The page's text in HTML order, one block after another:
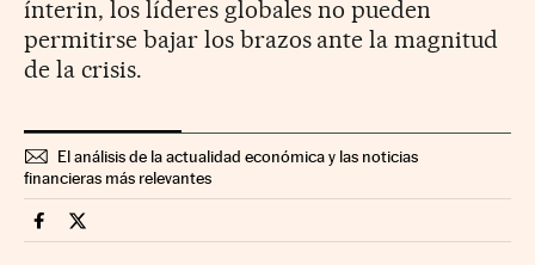
ínterin, los líderes globales no pueden
permitirse bajar los brazos ante la magnitud
de la crisis.
El análisis de la actualidad económica y las noticias
financieras más relevantes
Mercados Financieros Cinco Días en Facebook
Mercados Financieros Cinco Días en Twitter